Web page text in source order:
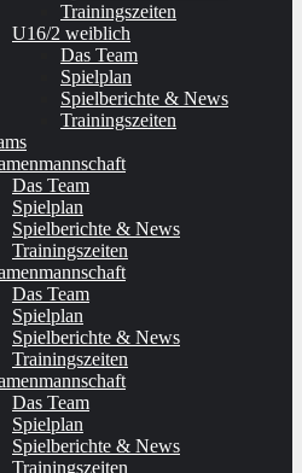
Trainingszeiten
U16/2 weiblich
Das Team
Spielplan
Spielberichte & News
Trainingszeiten
Das Team
Spielplan
Spielberichte & News
Trainingszeiten
Das Team
Spielplan
Spielberichte & News
Trainingszeiten
Das Team
Spielplan
Spielberichte & News
Trainingszeiten